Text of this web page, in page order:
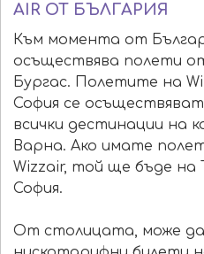
AIR ОТ БЪЛГАРИЯ
Към момента от
осъществява полети
Бургас. Полетите на
София се
всички дестинации на
Варна. Ако имате
Wizzair, той ще бъде на
София.
От столицата, може